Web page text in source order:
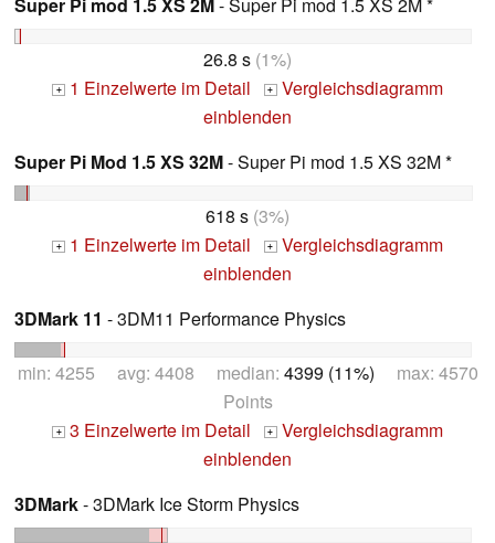
Super Pi mod 1.5 XS 2M - Super Pi mod 1.5 XS 2M *
26.8 s (1%)
+ 1 Einzelwerte im Detail + Vergleichsdiagramm
einblenden
Super Pi Mod 1.5 XS 32M- Super Pi mod 1.5 XS 32M *
618 s (3%)
+ 1 Einzelwerte im Detail + Vergleichsdiagramm
einblenden
3DMark 11 - 3DM11 Performance Physics
min: 4255 avg: 4408 median: 4399 (11%) max: 4570
Points
+ 3 Einzelwerte im Detail + Vergleichsdiagramm
einblenden
3DMark- 3DMark Ice Storm Physics